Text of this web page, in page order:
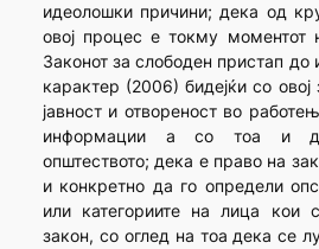
идеолошки причини; дека од
овој процес е токму моментот
Законот за слободен пристап до
карактер (2006) бидејќи со овој
јавност и отвореност во
информации а со тоа и
општеството; дека е право на
и конкретно да го определи
или категориите на лица кои
закон, со оглед на тоа дека се